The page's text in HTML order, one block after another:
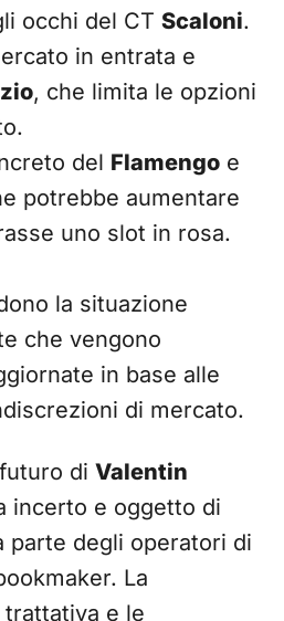
occhi del CT Scaloni.
in entrata e
, che limita le opzioni
del Flamengo e
potrebbe aumentare
uno slot in rosa.
la situazione
che vengono
in base alle
di mercato.
di Valentin
incerto e oggetto di
parte degli operatori di
La
e le